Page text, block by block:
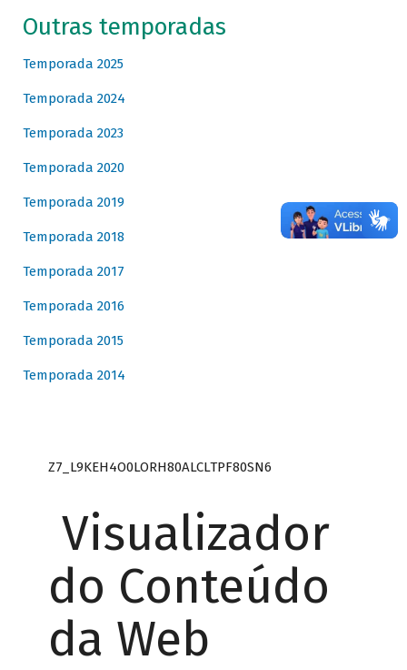
Outras temporadas
Temporada 2025
Temporada 2024
Temporada 2023
Temporada 2020
Temporada 2019
Temporada 2018
Temporada 2017
Temporada 2016
Temporada 2015
Temporada 2014
Z7_L9KEH4O0LORH80ALCLTPF80SN6
Visualizador
do Conteúdo
da Web